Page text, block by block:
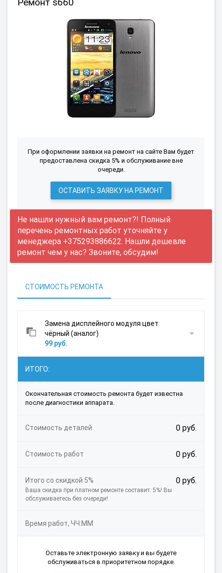
При оформлении заявки на ремонт на сайте Вам будет
предоставлена скидка 5% и обслуживание вне
очереди.
ОСТАВИТЬ ЗАЯВКУ НА РЕМОНТ
Не нашли нужный вам ремонт?! Полный
перечень ремонтных работ уточняйте у
менеджера +375293886622. Нашли дешевле
ремонт чем у нас? Звоните, обсудим!
СТОИМОСТЬ РЕМОНТА
Замена дисплейного модуля цвет
чёрный (аналог)
99 руб.
ИТОГО:
Окончательная стоимость ремонта будет известна
после диагностики аппарата.
0 руб.
Стоимость деталей
0 руб.
Стоимость работ
0 руб.
Итого со скидкой 5%
Ваша скидка при платном ремонте составит: 5%! Вы
обслуживаетесь без очереди!
Время работ, ЧЧ:ММ
Оставьте электронную заявку и вы будете
обслуживаться в приоритетном порядке.